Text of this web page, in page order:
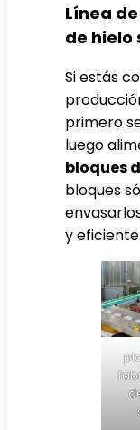
Línea
de hielo
Si estás
primero
luego
bloques
bloques
y eficiente.